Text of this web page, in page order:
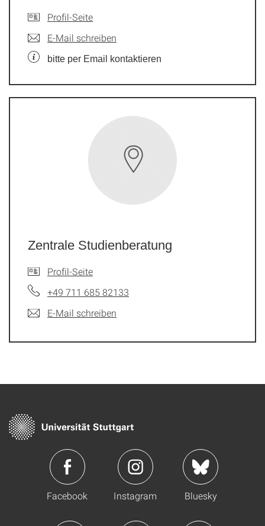
Profil-Seite
E-Mail schreiben
bitte per Email kontaktieren
Zentrale Studienberatung
Profil-Seite
+49 711 685 82133
E-Mail schreiben
Facebook Instagram Bluesky